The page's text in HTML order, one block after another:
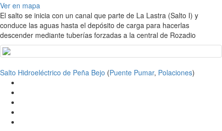
Ver en mapa
El salto se inicia con un canal que parte de La Lastra (Salto I) y
conduce las aguas hasta el depósito de carga para hacerlas
descender mediante tuberías forzadas a la central de Rozadio
Salto Hidroeléctrico de Peña Bejo (Puente Pumar, Polaciones)